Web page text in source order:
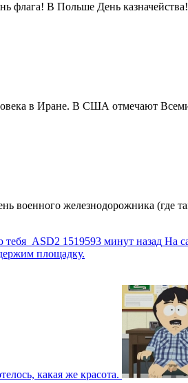
флага! В Польше День
в Иране. В США отмечают
военного железнодорожника (где
тебя ASD2 1519593 минут назад На
площадку.
какая же красота.